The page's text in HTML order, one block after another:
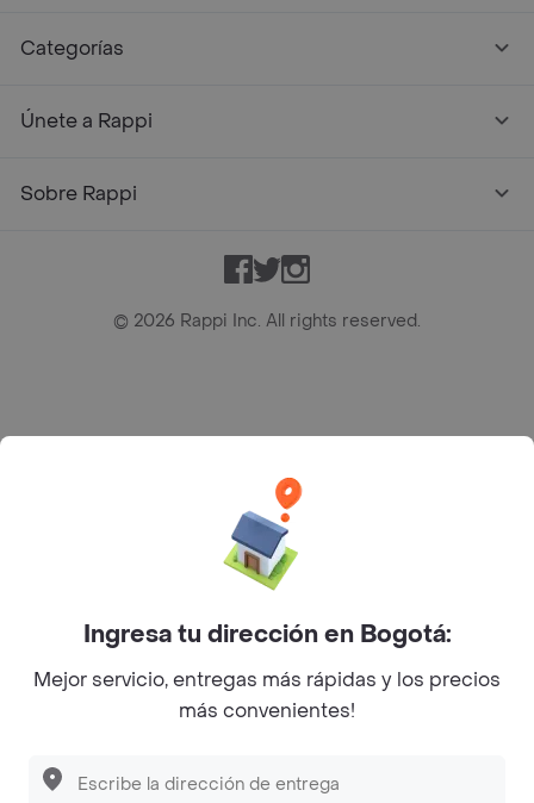
Categorías
Únete a Rappi
Sobre Rappi
Facebook
TwitterInstagram
© 2026 Rappi Inc. All rights reserved.
Bogotá D.C. --- notificacionesrappi@rappi.com
Ingresa tu dirección en Bogotá:
Mejor servicio, entregas más rápidas y los precios
más convenientes!